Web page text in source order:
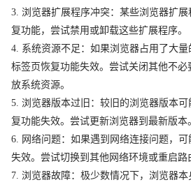
3. 浏览器扩展程序冲突：某些浏览器扩
复功能，尝试禁用或卸载这些扩展程序。
4. 系统资源不足：如果浏览器占用了大
标签页恢复功能失效。尝试关闭其他不
放系统资源。
5. 浏览器版本过旧：较旧的浏览器版本
复功能失效。尝试更新浏览器到最新版本
6. 网络问题：如果遇到网络连接问题，
失效。尝试切换到其他网络环境或重启路
7. 浏览器故障：极少数情况下，浏览器